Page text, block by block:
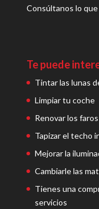
Consúltanos lo
Te puede
Tintar las lunas
Limpiar tu coche
Renovar los
Tapizar el techo
Mejorar la
Cambiarle las
Tienes una
servicios